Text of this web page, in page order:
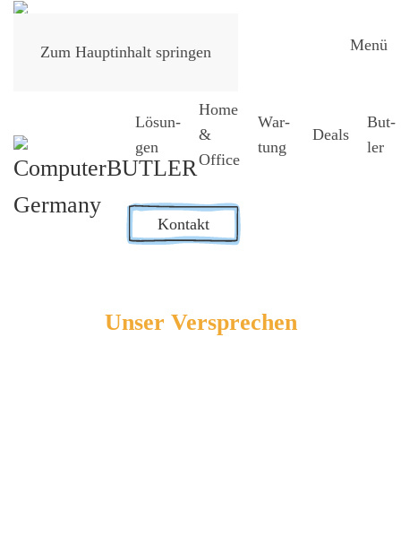
Zum Hauptinhalt springen Menü
Lösun­
gen
Home
&
Office
War­
tung
Deals
But­
ler
Kontakt
Unser Ver­spre­chen